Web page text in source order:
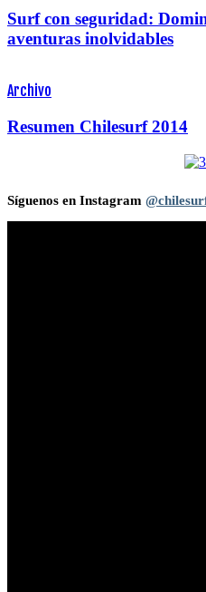
Surf con seguridad:
aventuras inolvidables
Archivo
Resumen Chilesurf 2014
Síguenos en Instagram